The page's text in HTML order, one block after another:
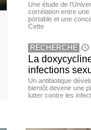
Une étude de
corrélation entre une
portable et une
Cette
RECHERCHE
La
infections
Un antibiotique
bientôt devenir une
lutter contre les